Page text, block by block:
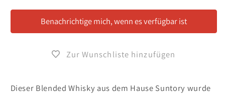
Musical
Musical
Edition
Benachrichtige mich, wenn es verfügbar ist
Zur Wunschliste hinzufügen
Dieser Blended Whisky aus dem Hause Suntory wurde